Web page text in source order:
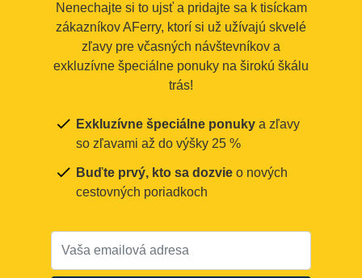
Nenechajte si to ujsť a pridajte sa k tisíckam
zákazníkov AFerry, ktorí si už užívajú skvelé
zľavy pre včasných návštevníkov a
exkluzívne špeciálne ponuky na širokú škálu
trás!
Exkluzívne špeciálne ponuky a zľavy
so zľavami až do výšky 25 %
Buďte prvý, kto sa dozvie o nových
cestovných poriadkoch